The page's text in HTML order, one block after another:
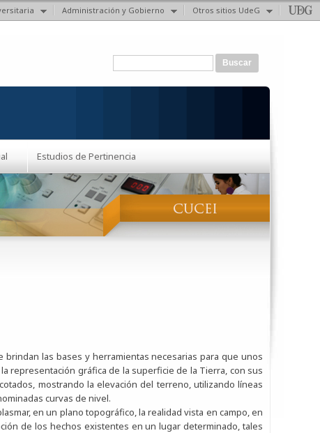
Administración y Gobierno Otros sitios UdeG
Formulario de búsqueda
Estudios de Pertinencia
brindan las bases y herramientas necesarias para que unos
representación gráfica de la superficie de la Tierra, con sus
mostrando la elevación del terreno, utilizando líneas
curvas de nivel.
en un plano topográfico, la realidad vista en campo, en
de los hechos existentes en un lugar determinado, tales